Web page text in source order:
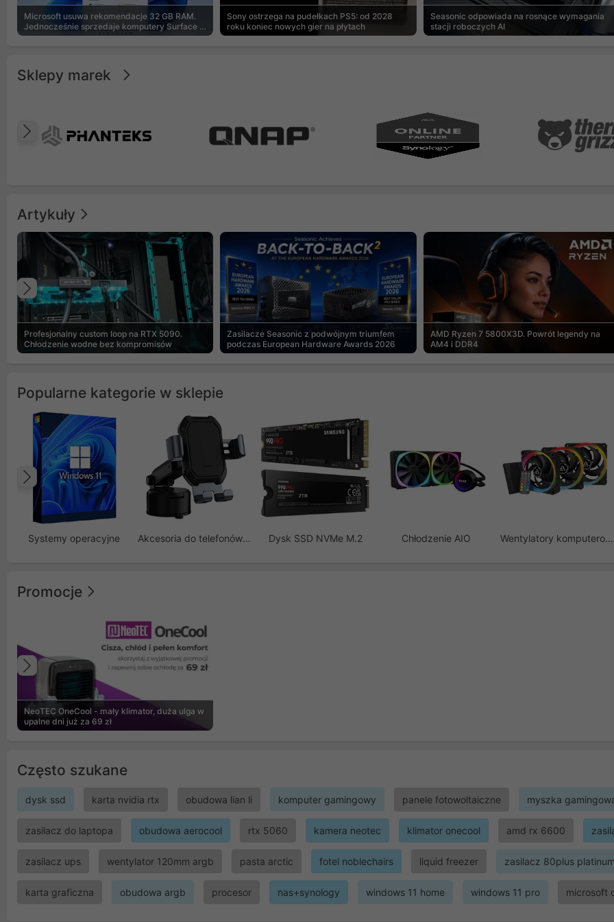
Microsoft usuwa rekomendacje 32 GB RAM.
Jednocześnie sprzedaje komputery Surface z
8 GB
Sony ostrzega na pudełkach PS5: od 2028
roku koniec nowych gier na płytach
Seasonic odpowiada na rosnące wymagania
stacji roboczych AI
Sklepy marek
Poprzedni
Artykuły
Profesjonalny custom loop na RTX 5090.
Chłodzenie wodne bez kompromisów
Zasilacze Seasonic z podwójnym triumfem
podczas European Hardware Awards 2026
AMD Ryzen 7 5800X3D. Powrót legendy na
AM4 i DDR4
Poprzedni
Popularne kategorie w sklepie
Systemy operacyjne Akcesoria do telefonów GSM Dysk SSD NVMe M.2 Chłodzenie AIO Wentylatory komputerowe
Poprzedni
Promocje
NeoTEC OneCool - mały klimator, duża ulga w
upalne dni już za 69 zł
Poprzedni
Często szukane
dysk ssd karta nvidia rtx obudowa lian li komputer gamingowy panele fotowoltaiczne myszka
zasilacz do laptopa obudowa aerocool rtx 5060 kamera neotec klimator onecool amd rx 6600
zasilacz ups wentylator 120mm argb pasta arctic fotel noblechairs liquid freezer zasilacz 80plus platinum
karta graficzna obudowa argb procesor nas+synology windows 11 home windows 11 pro microsoft